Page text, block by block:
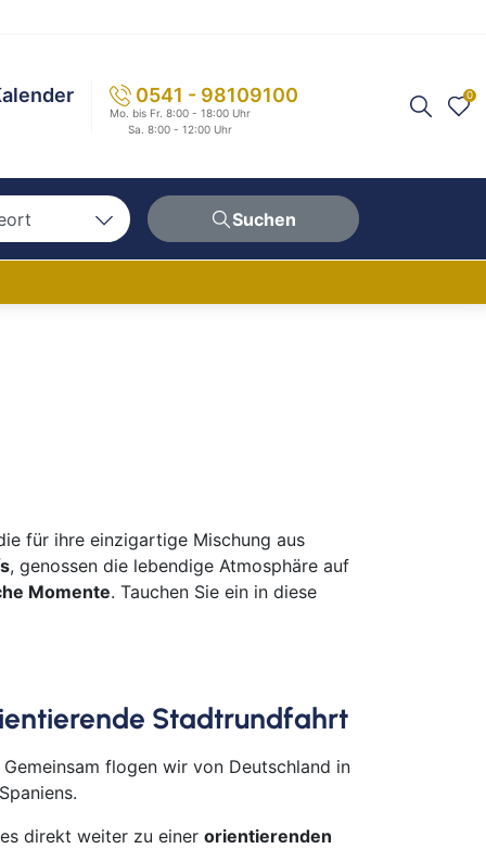
0541 - 98109100
Mo. bis Fr. 8:00 - 18:00 Uhr
Sa. 8:00 - 12:00 Uhr
0
Suchen
für ihre einzigartige Mischung aus
, genossen die lebendige Atmosphäre auf
Momente. Tauchen Sie ein in diese
Stadtrundfahrt
Gemeinsam flogen wir von Deutschland in
direkt weiter zu einer orientierenden